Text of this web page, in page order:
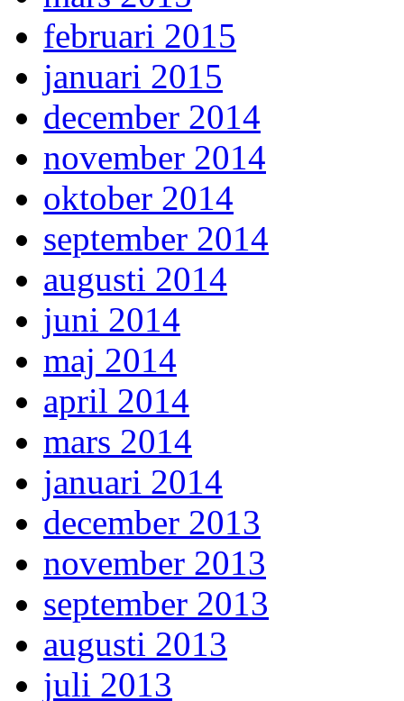
februari 2015
januari 2015
december 2014
november 2014
oktober 2014
september 2014
augusti 2014
juni 2014
maj 2014
april 2014
mars 2014
januari 2014
december 2013
november 2013
september 2013
augusti 2013
juli 2013